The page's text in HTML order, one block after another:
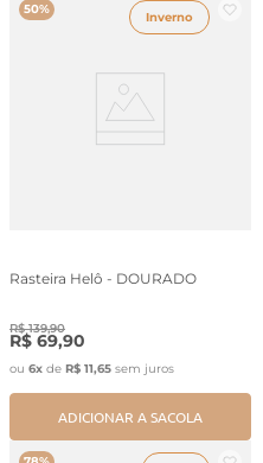
Inverno
50%
Rasteira Helô - DOURADO
R$ 139,90
R$ 69,90
ou 6x de R$ 11,65 sem juros
ADICIONAR A SACOLA